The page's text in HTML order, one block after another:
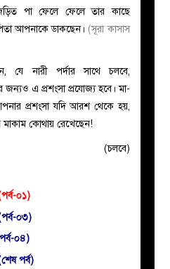
পা ফেলে ফেলে তার কাছে
আপনাকে ডাকছেন। (সূরা কাসাস
যে নারী পর্দার সাথে চলবে,
জন্যও এ প্রশংসা প্রযোজ্য হবে। মা-
প্রশংসা যদি আরশ থেকে হয়,
কোথায় রেখেছেন!
(চলবে)
০১)
০৩)
০৪)
পর্ব)